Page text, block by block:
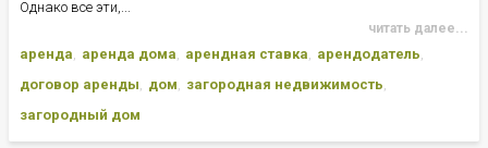
Однако все эти,...
читать далее...
аренда аренда дома арендная ставка
арендодатель
договор аренды
дом
загородная недвижимость
загородный дом